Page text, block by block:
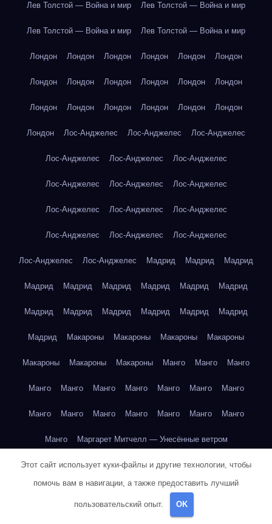
Лев Толстой — Война и мир Лев Толстой — Война и мир
Лев Толстой — Война и мир Лев Толстой — Война и мир
Лондон Лондон Лондон Лондон Лондон Лондон
Лондон Лондон Лондон Лондон Лондон Лондон
Лондон Лондон Лондон Лондон Лондон Лондон
Лондон Лос-Анджелес Лос-Анджелес Лос-Анджелес
Лос-Анджелес Лос-Анджелес Лос-Анджелес
Лос-Анджелес Лос-Анджелес Лос-Анджелес
Лос-Анджелес Лос-Анджелес Лос-Анджелес
Лос-Анджелес Лос-Анджелес Лос-Анджелес
Лос-Анджелес Лос-Анджелес Мадрид Мадрид Мадрид
Мадрид Мадрид Мадрид Мадрид Мадрид Мадрид
Мадрид Мадрид Мадрид Мадрид Мадрид Мадрид
Мадрид Макароны Макароны Макароны Макароны
Макароны Макароны Макароны Манго Манго Манго
Манго Манго Манго Манго Манго Манго Манго
Манго Манго Манго Манго Манго Манго Манго
Манго Маргарет Митчелл — Унесённые ветром
Марк Твен — Приключения Тома Сойера
Марк Твен — Приключения Тома Сойера
Марк Твен — Приключения Тома Сойера
Этот сайт использует куки-файлы и другие технологии, чтобы
помочь вам в навигации, а также предоставить лучший
пользовательский опыт. OK